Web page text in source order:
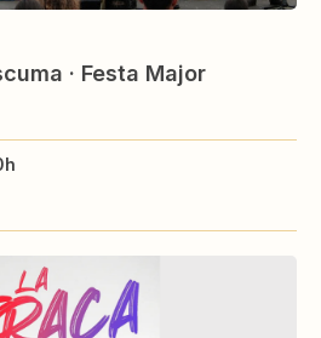
· Festa Major